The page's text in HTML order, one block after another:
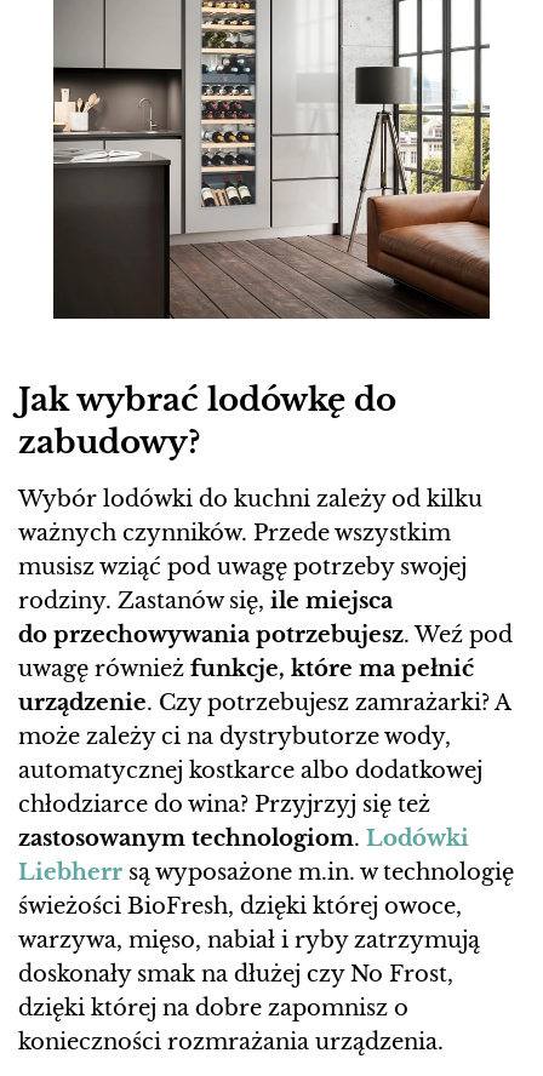
Jak wybrać lodówkę do
zabudowy?
Wybór lodówki do kuchni zależy od kilku
ważnych czynników. Przede wszystkim
musisz wziąć pod uwagę potrzeby swojej
rodziny. Zastanów się, ile miejsca
do przechowywania potrzebujesz. Weź pod
uwagę również funkcje, które ma pełnić
urządzenie. Czy potrzebujesz zamrażarki? A
może zależy ci na dystrybutorze wody,
automatycznej kostkarce albo dodatkowej
chłodziarce do wina? Przyjrzyj się też
zastosowanym technologiom. Lodówki
Liebherr są wyposażone m.in. w technologię
świeżości BioFresh, dzięki której owoce,
warzywa, mięso, nabiał i ryby zatrzymują
doskonały smak na dłużej czy No Frost,
dzięki której na dobre zapomnisz o
konieczności rozmrażania urządzenia.